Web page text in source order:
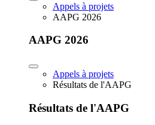
Appels à projets
AAPG 2026
AAPG 2026
Appels à projets
Résultats de l'AAPG
Résultats de l'AAPG